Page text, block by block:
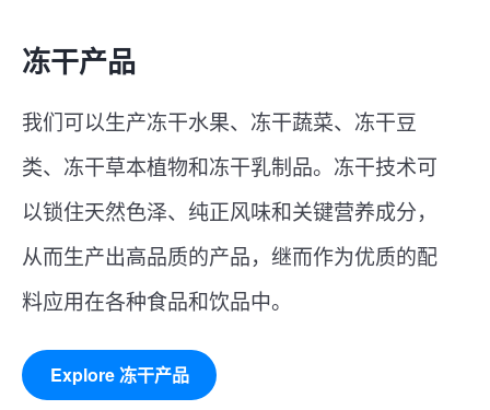
冻干产品
我们可以生产冻干水果、冻干蔬菜、冻干豆
类、冻干草本植物和冻干乳制品。冻干技术可
以锁住天然色泽、纯正风味和关键营养成分，
从而生产出高品质的产品，继而作为优质的配
料应用在各种食品和饮品中。
Explore 冻干产品